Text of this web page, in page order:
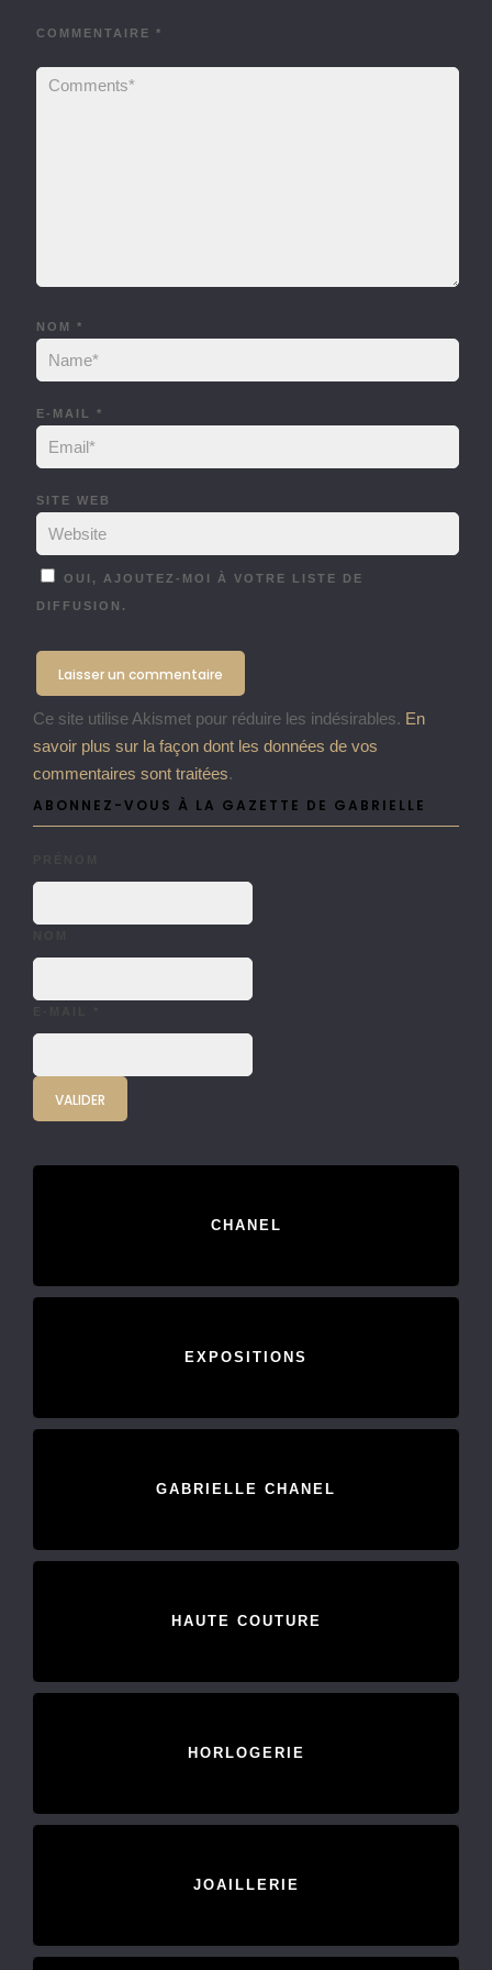
COMMENTAIRE *
NOM *
E-MAIL *
SITE WEB
OUI, AJOUTEZ-MOI À VOTRE LISTE DE
DIFFUSION.
Ce site utilise Akismet pour réduire les indésirables. En
savoir plus sur la façon dont les données de vos
commentaires sont traitées.
ABONNEZ-VOUS À LA GAZETTE DE GABRIELLE
CHANEL
EXPOSITIONS
GABRIELLE CHANEL
HAUTE COUTURE
HORLOGERIE
JOAILLERIE